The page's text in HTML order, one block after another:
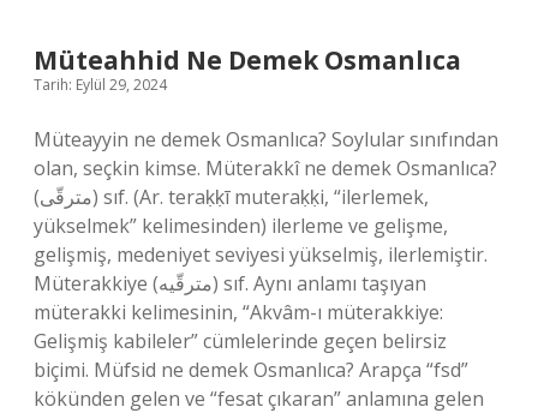
Müteahhid Ne Demek Osmanlıca
Tarih: Eylül 29, 2024
Müteayyin ne demek Osmanlıca? Soylular sınıfından
olan, seçkin kimse. Müterakkî ne demek Osmanlıca?
(ﻣﺘﺮﻗّﻰ) sıf. (Ar. teraḳḳī muteraḳḳі, “ilerlemek,
yükselmek” kelimesinden) ilerleme ve gelişme,
gelişmiş, medeniyet seviyesi yükselmiş, ilerlemiştir.
Müterakkiye (ﻣﺘﺮﻗّﻴﻪ) sıf. Aynı anlamı taşıyan
müterakki kelimesinin, “Akvâm-ı müterakkiye:
Gelişmiş kabileler” cümlelerinde geçen belirsiz
biçimi. Müfsid ne demek Osmanlıca? Arapça “fsd”
kökünden gelen ve “fesat çıkaran” anlamına gelen